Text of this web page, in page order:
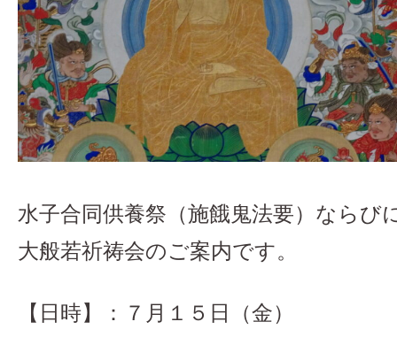
水子合同供養祭（施餓鬼法要）ならび
大般若祈祷会のご案内です。
【日時】：７月１５日（金）